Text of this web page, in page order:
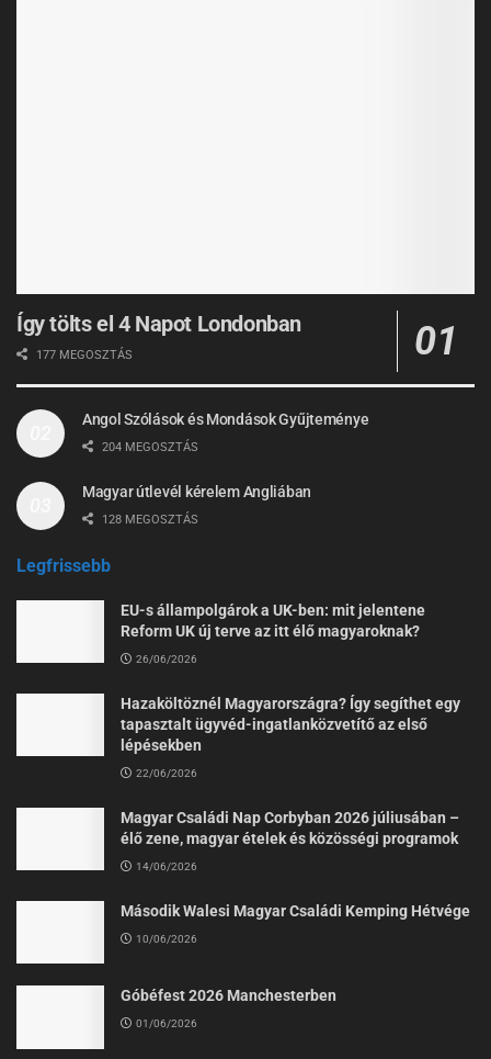
Így tölts el 4 Napot Londonban
177 MEGOSZTÁS
Angol Szólások és Mondások Gyűjteménye
204 MEGOSZTÁS
Magyar útlevél kérelem Angliában
128 MEGOSZTÁS
Legfrissebb
EU-s állampolgárok a UK-ben: mit jelentene
Reform UK új terve az itt élő magyaroknak?
26/06/2026
Hazaköltöznél Magyarországra? Így segíthet egy
tapasztalt ügyvéd-ingatlanközvetítő az első
lépésekben
22/06/2026
Magyar Családi Nap Corbyban 2026 júliusában –
élő zene, magyar ételek és közösségi programok
14/06/2026
Második Walesi Magyar Családi Kemping Hétvége
10/06/2026
Góbéfest 2026 Manchesterben
01/06/2026